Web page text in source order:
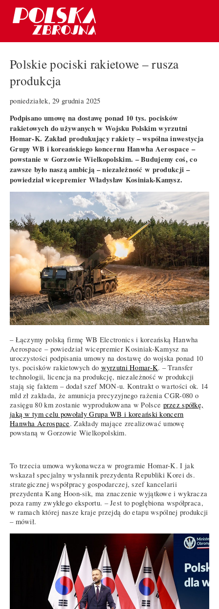
Polskie pociski rakietowe – rusza
produkcja
poniedziałek, 29 grudnia 2025
Podpisano umowę na dostawę ponad 10 tys. pocisków
rakietowych do używanych w Wojsku Polskim wyrzutni
Homar-K. Zakład produkujący rakiety – wspólna inwestycja
Grupy WB i koreańskiego koncernu Hanwha Aerospace –
powstanie w Gorzowie Wielkopolskim. – Budujemy coś, co
zawsze było naszą ambicją – niezależność w produkcji –
powiedział wicepremier Władysław Kosiniak-Kamysz.
– Łączymy polską firmę WB Electronics i koreańską Hanwha
Aerospace – powiedział wicepremier Kosiniak-Kamysz na
uroczystości podpisania umowy na dostawę do wojska ponad 10
tys. pocisków rakietowych do wyrzutni Homar-K. – Transfer
technologii, licencja na produkcję, niezależność w produkcji
stają się faktem – dodał szef MON-u. Kontrakt o wartości ok. 14
mld zł zakłada, że amunicja precyzyjnego rażenia CGR-080 o
zasięgu 80 km zostanie wyprodukowana w Polsce przez spółkę,
jaką w tym celu powołały Grupa WB i koreański koncern
Hanwha Aerospace. Zakłady mające zrealizować umowę
powstaną w Gorzowie Wielkopolskim.
To trzecia umowa wykonawcza w programie Homar-K. I jak
wskazał specjalny wysłannik prezydenta Republiki Korei ds.
strategicznej współpracy gospodarczej, szef kancelarii
prezydenta Kang Hoon-sik, ma znaczenie wyjątkowe i wykracza
poza ramy zwykłego eksportu. – Jest to pogłębiona współpraca,
w ramach której nasze kraje przejdą do etapu wspólnej produkcji
– mówił.